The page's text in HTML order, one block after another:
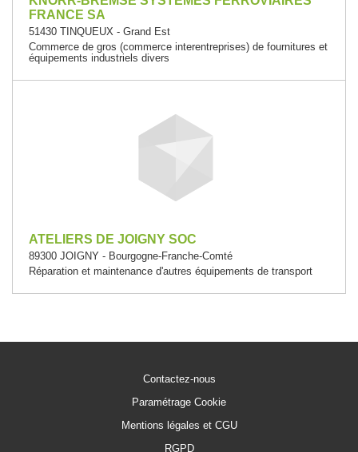
FRANCE SA
51430 TINQUEUX - Grand Est
Commerce de gros (commerce interentreprises) de fournitures et
équipements industriels divers
ATELIERS DE JOIGNY SOC
89300 JOIGNY - Bourgogne-Franche-Comté
Réparation et maintenance d'autres équipements de transport
Contactez-nous
Paramétrage Cookie
Mentions légales et CGU
RGPD